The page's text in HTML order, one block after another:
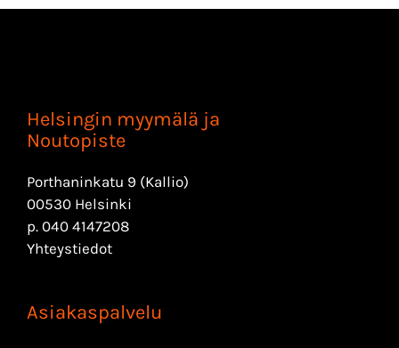
Helsingin myymälä ja
Noutopiste
Porthaninkatu 9 (Kallio)
00530 Helsinki
p. 040 4147208
Yhteystiedot
Asiakaspalvelu